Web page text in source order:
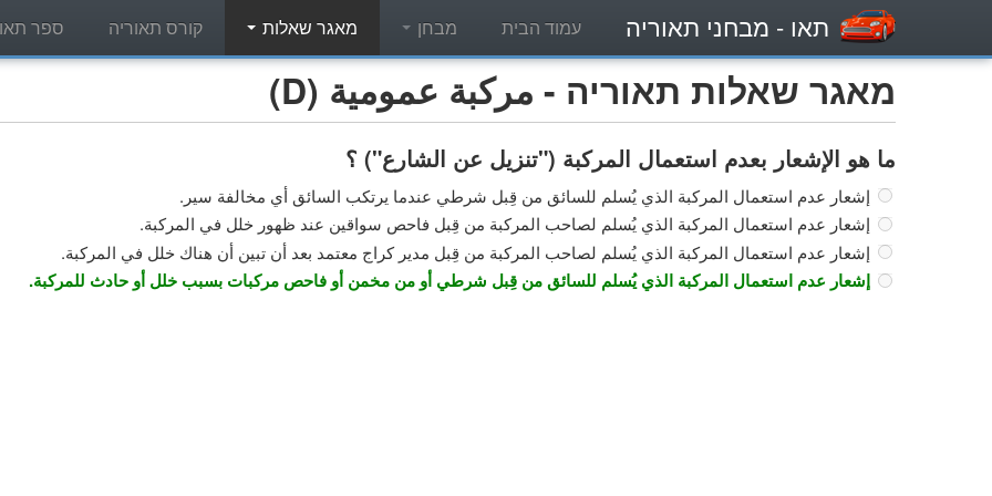
תאו - מבחני תאוריה עמוד הבית מבחן מאגר שאלות קורס תאוריה ספר
מאגר שאלות תאוריה - مركبة عمومية (D)
ما هو الإشعار بعدم استعمال المركبة ("تنزيل عن الشارع") ؟
إشعار عدم استعمال المركبة الذي يُسلم للسائق من قِبل شرطي عندما يرتكب السائق أي مخالفة سير.
إشعار عدم استعمال المركبة الذي يُسلم لصاحب المركبة من قِبل فاحص سواقين عند ظهور خلل في المركبة.
إشعار عدم استعمال المركبة الذي يُسلم لصاحب المركبة من قِبل مدير كراج معتمد بعد أن تبين أن هناك خلل في المركبة.
إشعار عدم استعمال المركبة الذي يُسلم للسائق من قِبل شرطي أو من مخمن أو فاحص مركبات بسبب خلل أو حادث للمركبة.